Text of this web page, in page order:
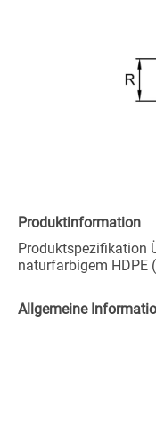
Produktinformation
Produktspezifikation
naturfarbigem HDPE
Allgemeine